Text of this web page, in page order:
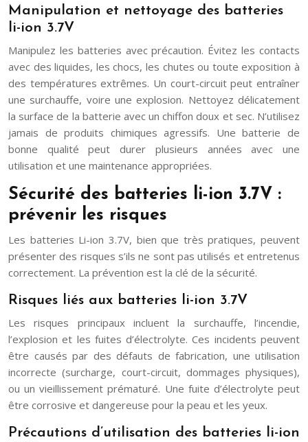
Manipulation et nettoyage des batteries
li-ion 3.7V
Manipulez les batteries avec précaution. Évitez les contacts
avec des liquides, les chocs, les chutes ou toute exposition à
des températures extrêmes. Un court-circuit peut entraîner
une surchauffe, voire une explosion. Nettoyez délicatement
la surface de la batterie avec un chiffon doux et sec. N’utilisez
jamais de produits chimiques agressifs. Une batterie de
bonne qualité peut durer plusieurs années avec une
utilisation et une maintenance appropriées.
Sécurité des batteries li-ion 3.7V :
prévenir les risques
Les batteries Li-ion 3.7V, bien que très pratiques, peuvent
présenter des risques s’ils ne sont pas utilisés et entretenus
correctement. La prévention est la clé de la sécurité.
Risques liés aux batteries li-ion 3.7V
Les risques principaux incluent la surchauffe, l’incendie,
l’explosion et les fuites d’électrolyte. Ces incidents peuvent
être causés par des défauts de fabrication, une utilisation
incorrecte (surcharge, court-circuit, dommages physiques),
ou un vieillissement prématuré. Une fuite d’électrolyte peut
être corrosive et dangereuse pour la peau et les yeux.
Précautions d’utilisation des batteries li-ion